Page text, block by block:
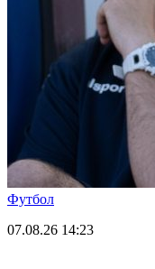
Футбол
07.08.26 14:23